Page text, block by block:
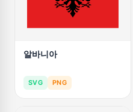
알바니아
SVG PNG